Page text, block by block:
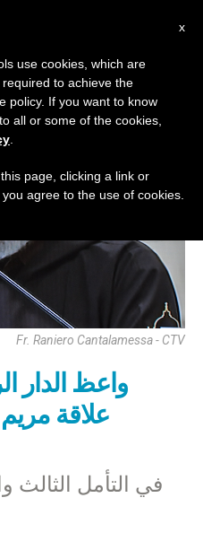
Fr. Raniero Cantalamessa - CTV
واعظ الدار
علاقة مريم
في التأمل الثالث
x
use cookies, which are
to achieve the
policy. If you want to know
all or some of the cookies,
page, clicking a link or
agree to the use of cookies.